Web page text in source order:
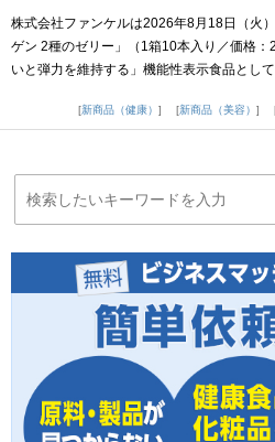
株式会社ファンケルは2026年8月18日（火
ゲン 2種のゼリー」（1箱10本入り／価格
いと弾力を維持する」機能性表示食品とし
新商品（健康）
新商品（美容）